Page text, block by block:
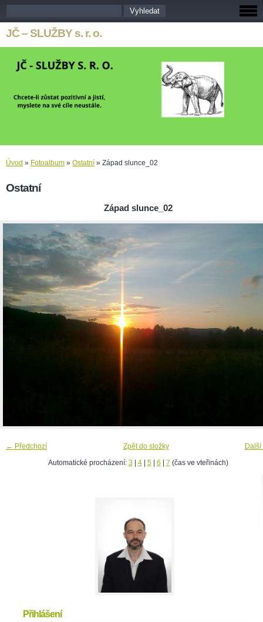
JČ – SLUŽBY s. r. o.
Úvod » Fotoalbum » Ostatní » Západ slunce_02
Ostatní
Západ slunce_02
← Předchozí
Zpět do složky
Automatické procházení: 3| 4| 5| 6 7 (čas ve vteřinách)
Přihlášení